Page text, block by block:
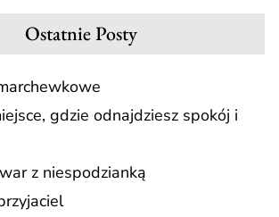
Ostatnie Posty
gdzie odnajdziesz spokój i
z niespodzianką